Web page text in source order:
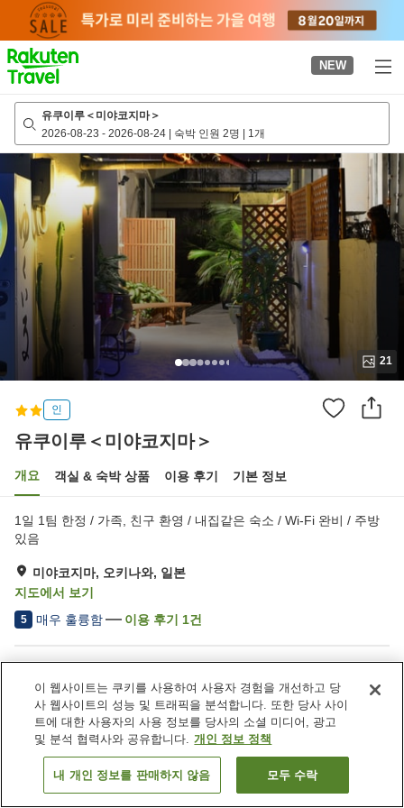
page
NEW
유쿠이루＜미야코지마＞
2026-08-23 - 2026-08-24 | 숙박 인원 2명 | 1개
21
인
유쿠이루＜미야코지마＞
개요 객실 & 숙박 상품 이용 후기 기본 정보
1일 1팀 한정 / 가족, 친구 환영 / 내집같은 숙소 / Wi-Fi 완비 / 주방
있음
미야코지마, 오키나와, 일본
지도에서 보기
5 매우 훌륭함 이용 후기 1건
주차장
자동판매기
바비큐 시설
택배
객실 보기
이 웹사이트는 쿠키를 사용하여 사용자 경험을 개선하고 당
사 웹사이트의 성능 및 트래픽을 분석합니다. 또한 당사 사이
트에 대한 사용자의 사용 정보를 당사의 소셜 미디어, 광고
및 분석 협력사와 공유합니다. 개인 정보 정책
내 개인 정보를 판매하지 않음 모두 수락